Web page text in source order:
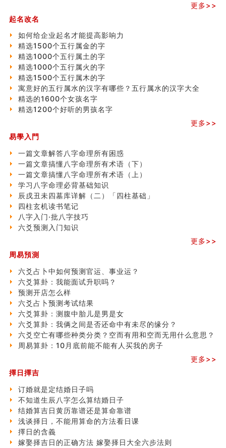
姓名學特殊字畫的計算方法
更多>>
起名改名
如何给企业起名才能提高影响力
精选1500个五行属金的字
精选1000个五行属土的字
精选1000个五行属火的字
精选1500个五行属木的字
寓意好的五行属水的汉字有哪些？五行属水的汉字大全
精选的1600个女孩名字
精选1200个好听的男孩名字
更多>>
易學入門
一篇文章解答八字命理所有困惑
一篇文章搞懂八字命理所有术语（下）
一篇文章搞懂八字命理所有术语（上）
学习八字命理必背基础知识
辰戌丑未四墓库详解（二）「四柱基础」
四柱玄机读书笔记
八字入门·批八字技巧
六爻预测入门知识
更多>>
周易預測
六爻占卜中如何预测官运、事业运？
六爻算卦：我能面试升职吗？
预测开店怎么样
六爻占卜预测考试结果
六爻算卦：测腹中胎儿是男是女
六爻算卦：我俩之间是否还命中有未尽的缘分？
六爻空亡有哪些种类分类？空而有用和空而无用什么意思？
周易算卦：10月底前能不能有人买我的房子
更多>>
擇日擇吉
订婚就是定结婚日子吗
不知道生辰八字怎么算结婚日子
结婚算吉日黄历靠谱还是算命靠谱
浅谈择日，不能用算命的方法看日课
擇日的含義
嫁娶择吉日的正确方法 嫁娶择日大全六步法则